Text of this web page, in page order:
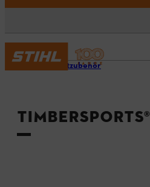
Produktzubehör
TIMBERSPORTS®